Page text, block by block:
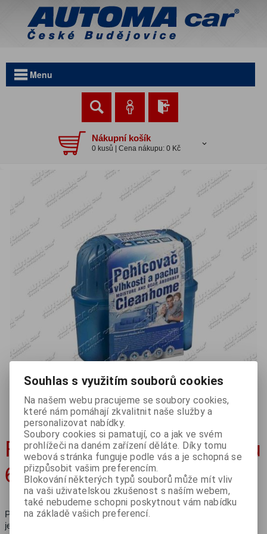
Menu
Nákupní košík
0 kusů | Cena nákupu: 0 Kč
Pohlcovač vlhkosti a pachu
650g
Pohlcovač vlhkosti a pachu 650g Cleanhome
je určený ke snížení vlhkosti ve vašem domově – byty, domy,
Souhlas s využitím souborů cookies
Na našem webu pracujeme se soubory cookies,
které nám pomáhají zkvalitnit naše služby a
personalizovat nabídky.
Soubory cookies si pamatují, co a jak ve svém
prohlížeči na daném zařízení děláte. Díky tomu
webová stránka funguje podle vás a je schopná se
přizpůsobit vašim preferencím.
Blokování některých typů souborů může mít vliv
na vaši uživatelskou zkušenost s naším webem,
také nebudeme schopni poskytnout vám nabídku
na základě vašich preferencí.